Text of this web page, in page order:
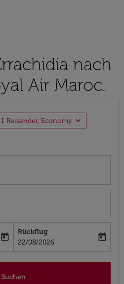
nach
Air Maroc.
1 Reisender, Economy expand_more
aria-label
today
Rückflug
fc-booking-return-date-aria-label
22/08/2026
today
Suchen